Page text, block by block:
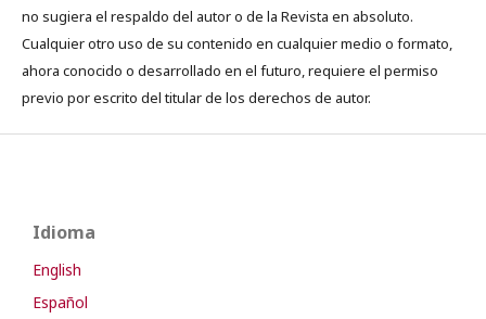
no sugiera el respaldo del autor o de la Revista en absoluto.
Cualquier otro uso de su contenido en cualquier medio o formato,
ahora conocido o desarrollado en el futuro, requiere el permiso
previo por escrito del titular de los derechos de autor.
Idioma
English
Español